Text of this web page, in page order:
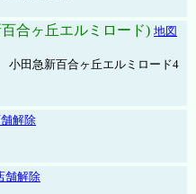
合ヶ丘エルミロード) 地図
田急新百合ヶ丘エルミロード4
解除
舗解除